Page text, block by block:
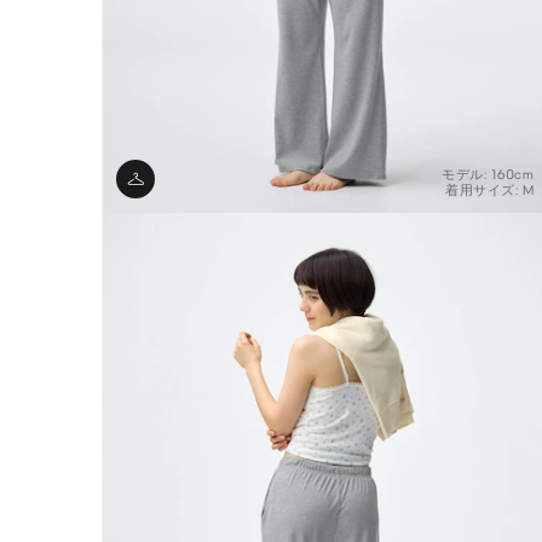
モデル: 160cm
着用サイズ: M